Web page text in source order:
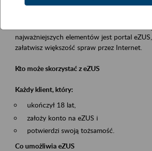
Platforma Usług Elektronicznych eZUS
najważniejszych elementów jest portal
załatwisz większość spraw przez Internet.
Kto może skorzystać z eZUS
Każdy klient, który:
ukończył 18 lat,
założy konto na eZUS i
potwierdzi swoją tożsamość.
Co umożliwia eZUS